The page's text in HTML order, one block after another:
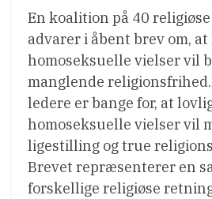
En koalition på 40
advarer i åbent brev om,
homoseksuelle vielser vil
manglende
ledere er bange for, at
homoseksuelle vielser vil
ligestilling og true
Brevet repræsenterer en
forskellige religiøse